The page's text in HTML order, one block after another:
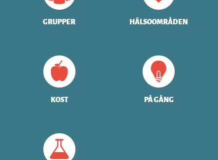
GRUPPER HÄLSOOMRÅDEN
KOST PÅ GÅNG